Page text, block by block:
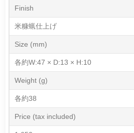
Finish
米糠蝋仕上げ
Size (mm)
各約W:47 × D:13 × H:10
Weight (g)
各約38
Price (tax included)